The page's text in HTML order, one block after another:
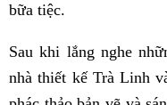
bữa tiệc.
Sau khi lắng nghe
nhà thiết kế Trà Linh